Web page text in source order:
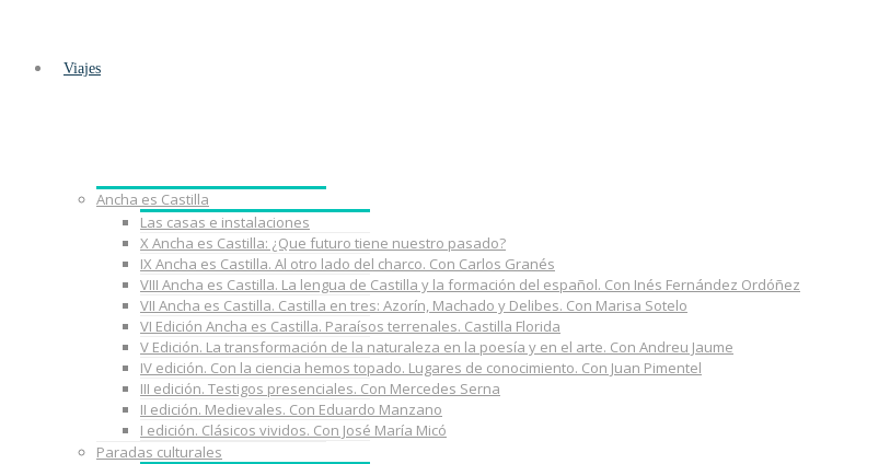
Viajes
Ancha es Castilla
Las casas e instalaciones
X Ancha es Castilla: ¿Que futuro tiene nuestro pasado?
IX Ancha es Castilla. Al otro lado del charco. Con Carlos Granés
VIII Ancha es Castilla. La lengua de Castilla y la formación del español. Con Inés Fernández Ordóñez
VII Ancha es Castilla. Castilla en tres: Azorín, Machado y Delibes. Con Marisa Sotelo
VI Edición Ancha es Castilla. Paraísos terrenales. Castilla Florida
V Edición. La transformación de la naturaleza en la poesía y en el arte. Con Andreu Jaume
IV edición. Con la ciencia hemos topado. Lugares de conocimiento. Con Juan Pimentel
III edición. Testigos presenciales. Con Mercedes Serna
II edición. Medievales. Con Eduardo Manzano
I edición. Clásicos vividos. Con José María Micó
Paradas culturales